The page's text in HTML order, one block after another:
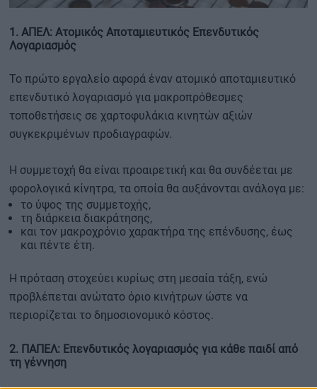
1. ΑΠΕΛ: Ατομικός Αποταμιευτικός Επενδυτικός
Λογαριασμός
Το πρώτο εργαλείο αφορά έναν ατομικό αποταμιευτικό
επενδυτικό λογαριασμό για μακροπρόθεσμες
τοποθετήσεις σε χαρτοφυλάκια κινητών αξιών
συγκεκριμένων προδιαγραφών.
Η συμμετοχή θα είναι προαιρετική και θα συνδέεται με
φορολογικά κίνητρα, τα οποία θα αυξάνονται ανάλογα με:
το ύψος της συμμετοχής,
τη διάρκεια διακράτησης,
και τον μακροχρόνιο χαρακτήρα της επένδυσης, έως
και πέντε έτη.
Η πρόταση στοχεύει κυρίως στη μεσαία τάξη, ενώ
προβλέπεται ανώτατο όριο κινήτρων ώστε να
περιορίζεται το δημοσιονομικό κόστος.
2. ΠΑΠΕΛ: Επενδυτικός λογαριασμός για κάθε παιδί από
τη γέννηση